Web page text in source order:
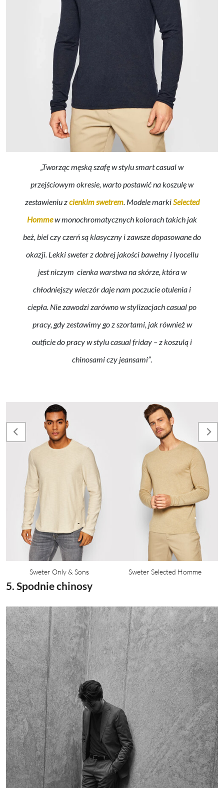
„Tworząc męską szafę w stylu smart casual w
przejściowym okresie, warto postawić na koszulę w
zestawieniu zcienkim swetrem. Modele markiSelected
Hommew monochromatycznych kolorach takich jak
beż, biel czy czerń są klasyczny i zawsze dopasowane do
okazji. Lekki sweter z dobrej jakości bawełny i lyocellu
jest niczym cienka warstwa na skórze, która w
chłodniejszy wieczór daje nam poczucie otulenia i
ciepła. Nie zawodzi zarówno w stylizacjach casual po
pracy, gdy zestawimy go z szortami, jak również w
outficie do pracy w stylu casual friday – z koszulą i
chinosami czy jeansami”.
Sweter Only & Sons Sweter Selected Homme
5. Spodnie chinosy